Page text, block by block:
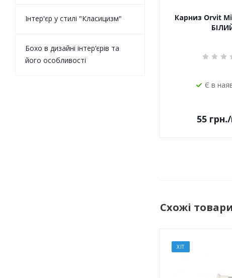
Карниз Orvit
Є в
55 грн.
Схожі товари
ХІТ
Інтер'єр у стилі "Класицизм"
Бохо в дизайні інтер’єрів та
його особливості